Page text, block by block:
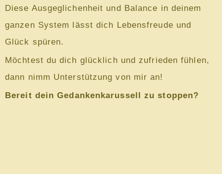
Diese Ausgeglichenheit und Balance in deinem
ganzen System lässt dich Lebensfreude und
Glück spüren.
Möchtest du dich glücklich und zufrieden fühlen,
dann nimm Unterstützung von mir an!
Bereit dein Gedankenkarussell zu stoppen?